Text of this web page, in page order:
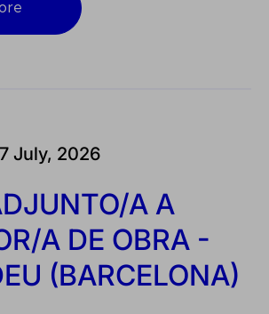
July, 2026
A A
A DE OBRA -
(BARCELONA)